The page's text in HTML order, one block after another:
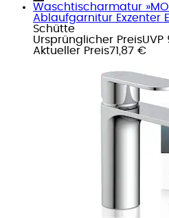
Waschtischarmatur
Ablaufgarnitur Exzenter
Schütte
Ursprünglicher PreisUVP
Aktueller Preis71,87 €